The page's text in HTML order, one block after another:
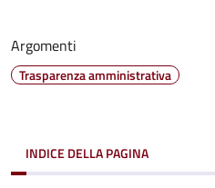
Argomenti
Trasparenza amministrativa
INDICE DELLA PAGINA